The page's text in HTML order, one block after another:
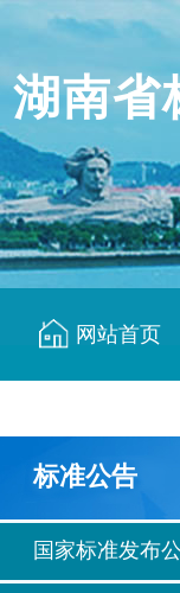
湖南省
网站首页
标准公告
国家标准发布